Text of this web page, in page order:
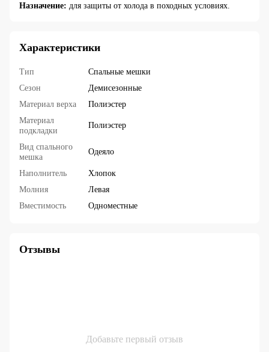
Назначение: для защиты от холода в походных условиях.
Характеристики
Тип
Спальные мешки
Сезон
Демисезонные
Материал верха
Полиэстер
Материал
подкладки
Полиэстер
Вид спального
мешка
Одеяло
Наполнитель
Хлопок
Молния
Левая
Вместимость
Одноместные
Отзывы
Добавьте первый отзыв